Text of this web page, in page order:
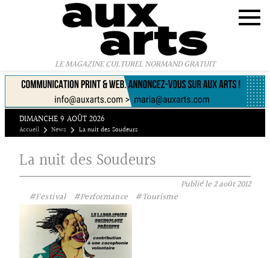
LE MAGAZINE CULTUREL NORMAND GRATUIT
DIMANCHE 9 AOÛT 2026
Accueil News La nuit des Soudeurs
La nuit des Soudeurs
Publié le2 août 2012
#Festival
#Performance #Tourisme
Panneau de gestion des cookies